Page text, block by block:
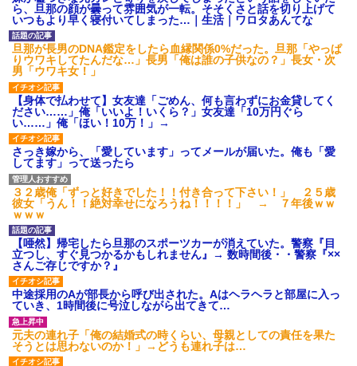
【GIF】JSのカンチョーワロ
タ
後続車にクラクションを鳴ら
され彼氏が逆切れ。「何クラク
ション鳴らしてんだ！降りてこ
いよ！」と怒鳴りだし...
【衝撃】報酬100万円超の治験
募集がこちらｗｗｗｗｗ(※画像
あり)
【ネット騒然】惨殺されたタ
ワマン頂き女子のこの動画、す
げえええええｗｗｗｗｗｗｗｗ
ｗｗｗ
【愕然】白のクラウン俺氏、
高速道路左車線を制限速度で走
った結果wwwwwwwwwwww
百年の恋12-899 食べた量を
張り合ってくる
【悲報】佐藤輝明・・・２軍
でも盛大にやらかす←あまり悲
しませないでくれ
ら、旦那の顔が曇って雰囲気が一転。そそくさと話を切り上げて
いつもより早く寝付いてしまった…｜生活｜ワロタあんてな
旦那が長男のDNA鑑定をしたら血縁関係0%だった。旦那「やっぱ
りウワキしてたんだな…」長男「俺は誰の子供なの？」長女・次
男「ウワキ女！」
【身体で払わせて】女友達「ごめん、何も言わずにお金貸してく
ださい……」俺「いいよ！いくら？」女友達「10万円ぐら
い……」俺「ほい！10万！」→
さっき嫁から、「愛しています」ってメールが届いた。俺も「愛
してます」って送ったら
３２歳俺「ずっと好きでした！！付き合って下さい！」 ２５歳
彼女「うん！！絶対幸せになろうね！！！！」 → ７年後ｗｗ
ｗｗｗ
【唖然】帰宅したら旦那のスポーツカーが消えていた。警察『目
立つし、すぐ見つかるかもしれません』→ 数時間後・・警察『××
さんご存じですか？』
中途採用のAが部長から呼び出された。Aはヘラヘラと部屋に入っ
ていき、1時間後に号泣しながら出てきて…
元夫の連れ子「俺の結婚式の時くらい、母親としての責任を果た
そうとは思わないのか！」→どうも連れ子は…